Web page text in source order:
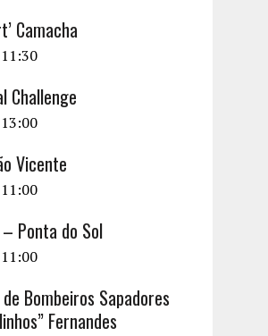
Camacha
11:30
Challenge
13:00
Vicente
11:00
Ponta do Sol
11:00
Bombeiros Sapadores
Fernandes